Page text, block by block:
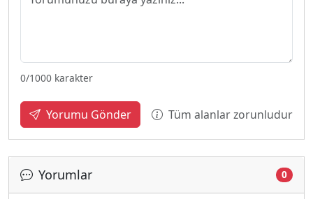
0/1000 karakter
Yorumu Gönder Tüm alanlar zorunludur
Yorumlar 0